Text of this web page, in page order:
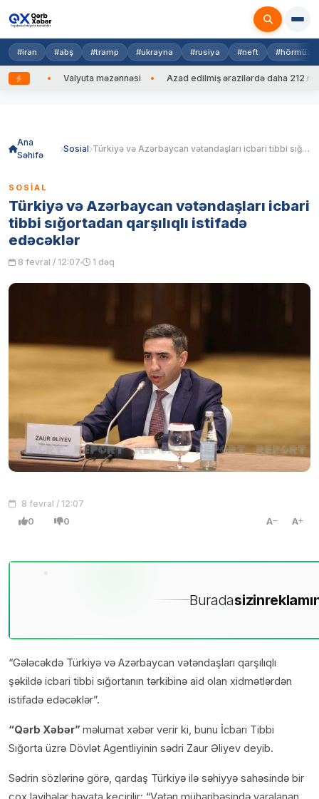
#iran #abş #tramp #ukrayna #rusiya #neft #hörmüz
Valyuta məzənnəsi Azad edilmiş ərazilərdə daha 212 mina,
Ana
Səhifə
Sosial Türkiyə və Azərbaycan vətəndaşları icbari tibbi sığortadan qarşılıqlı istifadə edəcəklər
SOSIAL
Türkiyə və Azərbaycan vətəndaşları icbari
tibbi sığortadan qarşılıqlı istifadə
edəcəklər
8 fevral / 12:07 1 dəq
8 fevral / 12:07
0 0 A A
Buradasizin
“Gələcəkdə Türkiyə və Azərbaycan vətəndaşları qarşılıqlı
şəkildə icbari tibbi sığortanın tərkibinə aid olan xidmətlərdən
istifadə edəcəklər”.
“Qərb Xəbər” məlumat xəbər verir ki, bunu İcbari Tibbi
Sığorta üzrə Dövlət Agentliyinin sədri Zaur Əliyev deyib.
Sədrin sözlərinə görə, qardaş Türkiyə ilə səhiyyə sahəsində bir
çox layihələr həyata keçirilir: “Vətən müharibəsində yaralanan